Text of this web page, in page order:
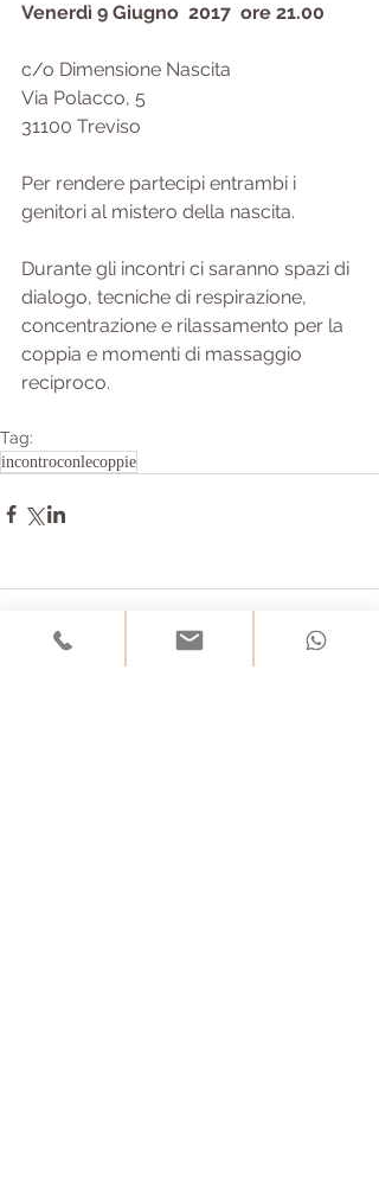
Venerdì 9 Giugno  2017  ore 21.00
c/o Dimensione Nascita
Via Polacco, 5
31100 Treviso
Per rendere partecipi entrambi i
genitori al mistero della nascita.
Durante gli incontri ci saranno spazi di
dialogo, tecniche di respirazione,
concentrazione e rilassamento per la
coppia e momenti di massaggio
reciproco.
Tag:
incontroconlecoppie